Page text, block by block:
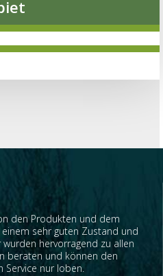
den Produkten und dem
einem sehr guten Zustand und
hervorragend zu allen
beraten und können den
Service nur loben.